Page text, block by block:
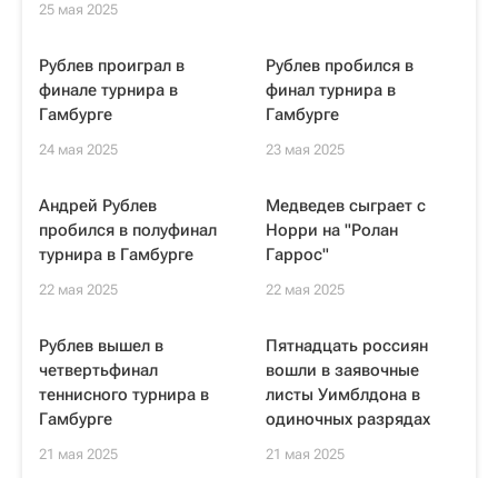
25 мая 2025
Рублев проиграл в
финале турнира в
Гамбурге
24 мая 2025
Рублев пробился в
финал турнира в
Гамбурге
23 мая 2025
Андрей Рублев
пробился в полуфинал
турнира в Гамбурге
22 мая 2025
Медведев сыграет с
Норри на "Ролан
Гаррос"
22 мая 2025
Рублев вышел в
четвертьфинал
теннисного турнира в
Гамбурге
21 мая 2025
Пятнадцать россиян
вошли в заявочные
листы Уимблдона в
одиночных разрядах
21 мая 2025